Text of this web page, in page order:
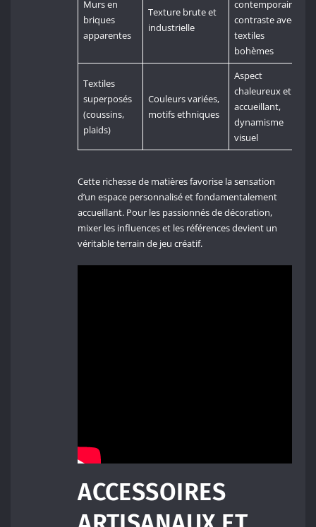
Murs en
briques
apparentes
Texture brute et
industrielle
contemporain,
contraste avec
textiles
bohèmes
Textiles
superposés
(coussins,
plaids)
Couleurs variées,
motifs ethniques
Aspect
chaleureux et
accueillant,
dynamisme
visuel
Cette richesse de matières favorise la sensation
d’un espace personnalisé et fondamentalement
accueillant. Pour les passionnés de décoration,
mixer les influences et les références devient un
véritable terrain de jeu créatif.
ACCESSOIRES